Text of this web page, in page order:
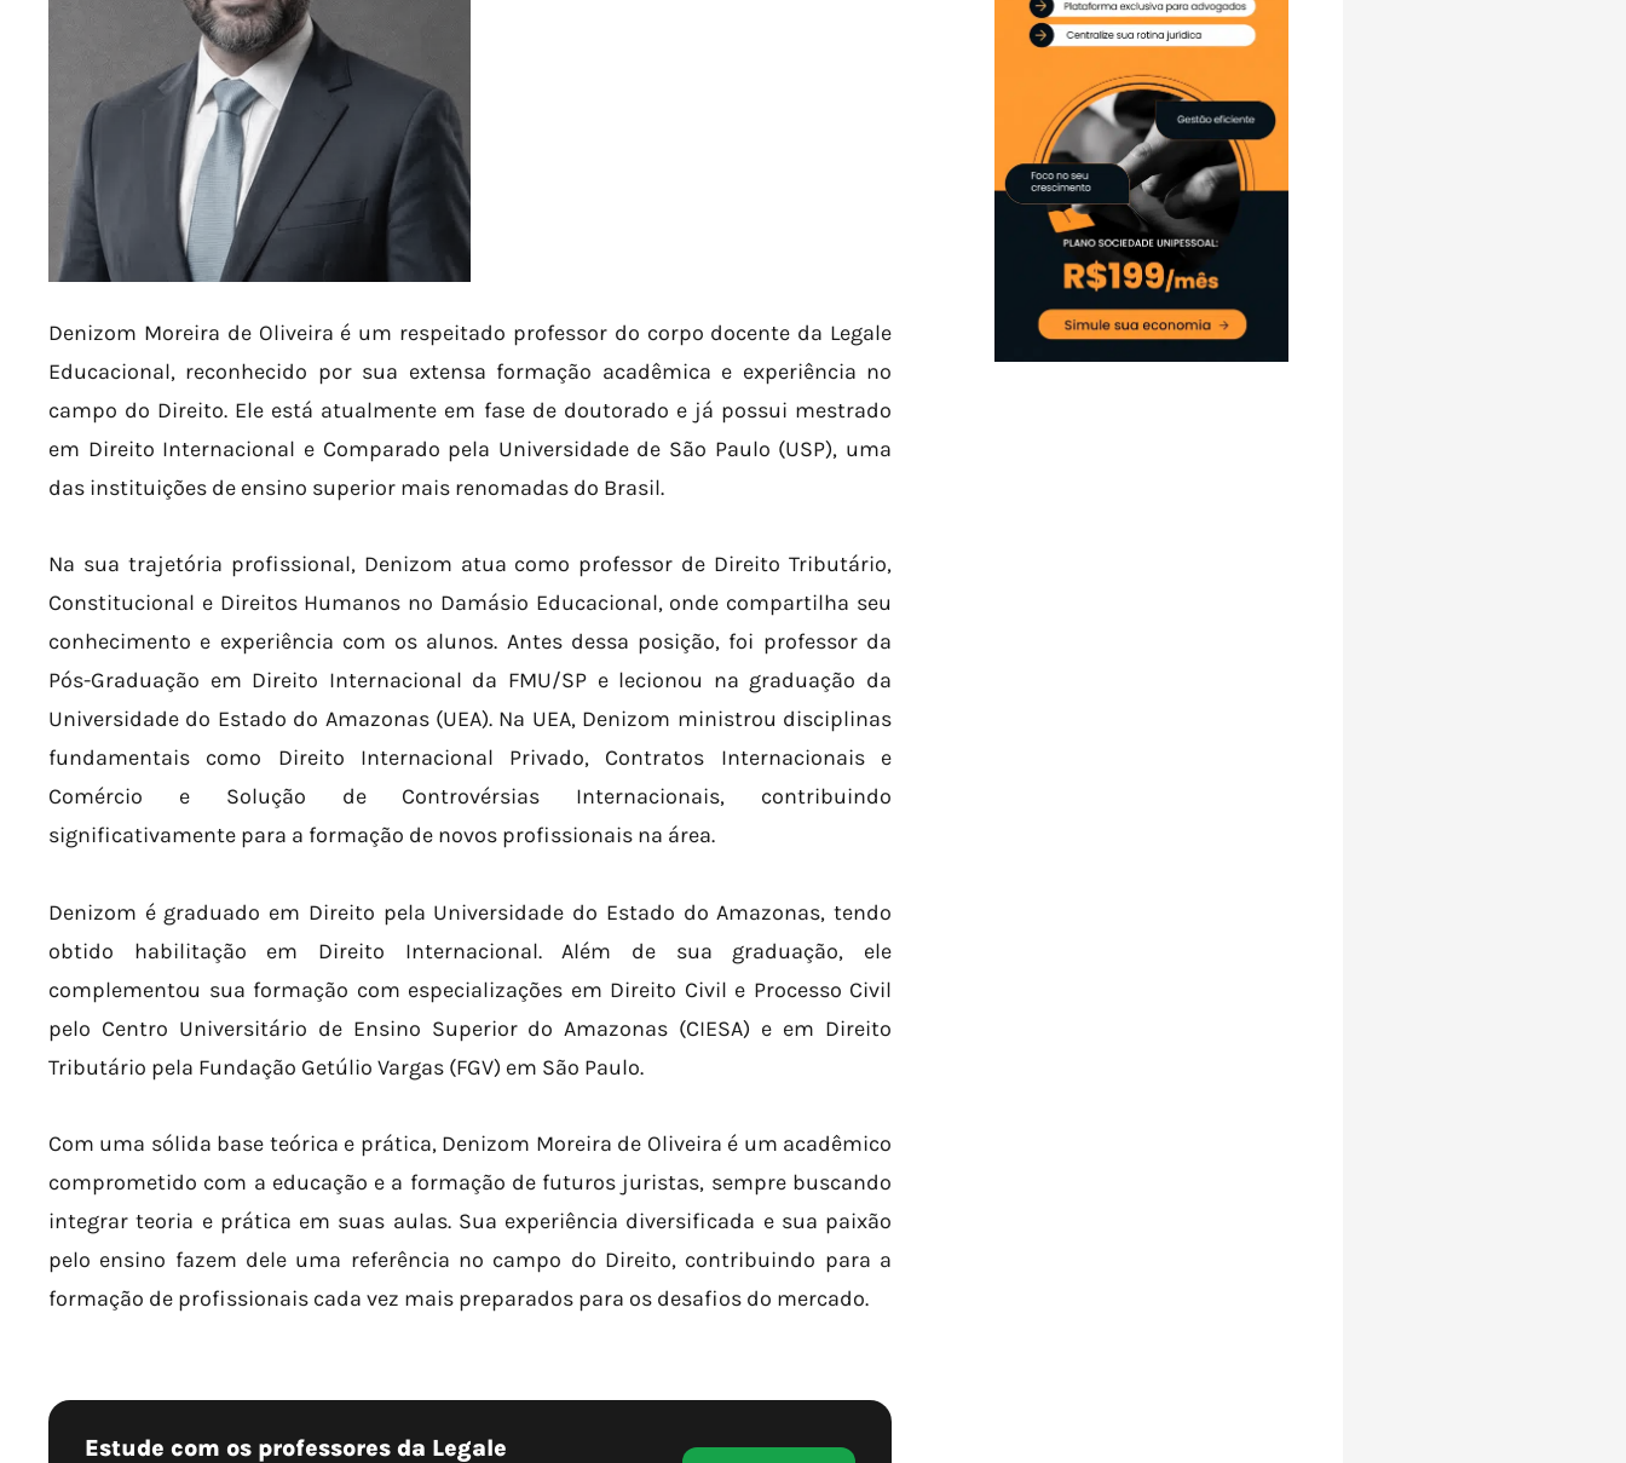
Denizom Moreira de Oliveira é um respeitado professor do corpo docente da Legale
Educacional, reconhecido por sua extensa formação acadêmica e experiência no
campo do Direito. Ele está atualmente em fase de doutorado e já possui mestrado
em Direito Internacional e Comparado pela Universidade de São Paulo (USP), uma
das instituições de ensino superior mais renomadas do Brasil.
Na sua trajetória profissional, Denizom atua como professor de Direito Tributário,
Constitucional e Direitos Humanos no Damásio Educacional, onde compartilha seu
conhecimento e experiência com os alunos. Antes dessa posição, foi professor da
Pós-Graduação em Direito Internacional da FMU/SP e lecionou na graduação da
Universidade do Estado do Amazonas (UEA). Na UEA, Denizom ministrou disciplinas
fundamentais como Direito Internacional Privado, Contratos Internacionais e
Comércio e Solução de Controvérsias Internacionais, contribuindo
significativamente para a formação de novos profissionais na área.
Denizom é graduado em Direito pela Universidade do Estado do Amazonas, tendo
obtido habilitação em Direito Internacional. Além de sua graduação, ele
complementou sua formação com especializações em Direito Civil e Processo Civil
pelo Centro Universitário de Ensino Superior do Amazonas (CIESA) e em Direito
Tributário pela Fundação Getúlio Vargas (FGV) em São Paulo.
Com uma sólida base teórica e prática, Denizom Moreira de Oliveira é um acadêmico
comprometido com a educação e a formação de futuros juristas, sempre buscando
integrar teoria e prática em suas aulas. Sua experiência diversificada e sua paixão
pelo ensino fazem dele uma referência no campo do Direito, contribuindo para a
formação de profissionais cada vez mais preparados para os desafios do mercado.
Estude com os professores da Legale